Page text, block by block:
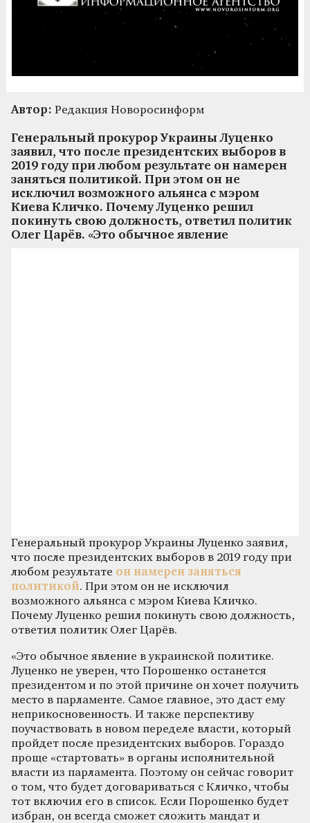
Автор: Редакция Новоросинформ
Генеральный прокурор Украины Луценко
заявил, что после президентских выборов в
2019 году при любом результате он намерен
заняться политикой. При этом он не
исключил возможного альянса с мэром
Киева Кличко. Почему Луценко решил
покинуть свою должность, ответил политик
Олег Царёв. «Это обычное явление
Генеральный прокурор Украины Луценко заявил,
что после президентских выборов в 2019 году при
любом результате он намерен заняться
политикой. При этом он не исключил
возможного альянса с мэром Киева Кличко.
Почему Луценко решил покинуть свою должность,
ответил политик Олег Царёв.
«Это обычное явление в украинской политике.
Луценко не уверен, что Порошенко останется
президентом и по этой причине он хочет получить
место в парламенте. Самое главное, это даст ему
неприкосновенность. И также перспективу
поучаствовать в новом переделе власти, который
пройдет после президентских выборов. Гораздо
проще «стартовать» в органы исполнительной
власти из парламента. Поэтому он сейчас говорит
о том, что будет договариваться с Кличко, чтобы
тот включил его в список. Если Порошенко будет
избран, он всегда сможет сложить мандат и